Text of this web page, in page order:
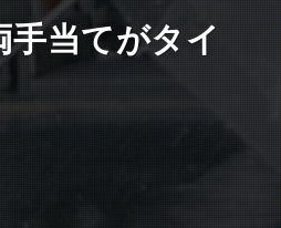
手当てがタイ